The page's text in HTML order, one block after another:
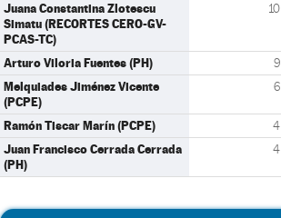
Juana Constantina Zlotescu
Simatu (RECORTES CERO-GV-
PCAS-TC)
10
Arturo Viloria Fuentes (PH) 9
Melquiades Jiménez Vicente
(PCPE)
6
Ramón Tiscar Marín (PCPE) 4
Juan Francisco Cerrada Cerrada
(PH)
4